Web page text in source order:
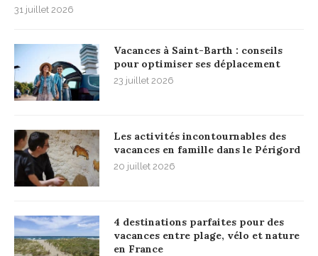
31 juillet 2026
Vacances à Saint-Barth : conseils
pour optimiser ses déplacement
23 juillet 2026
Les activités incontournables des
vacances en famille dans le Périgord
20 juillet 2026
4 destinations parfaites pour des
vacances entre plage, vélo et nature
en France